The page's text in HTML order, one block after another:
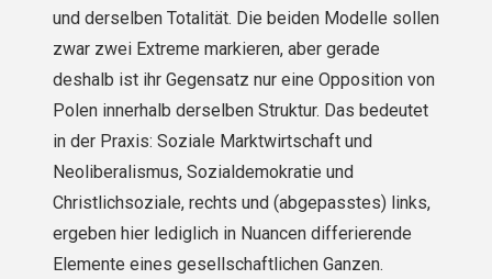
und derselben Totalität. Die beiden Modelle sollen
zwar zwei Extreme markieren, aber gerade
deshalb ist ihr Gegensatz nur eine Opposition von
Polen innerhalb derselben Struktur. Das bedeutet
in der Praxis: Soziale Marktwirtschaft und
Neoliberalismus, Sozialdemokratie und
Christlichsoziale, rechts und (abgepasstes) links,
ergeben hier lediglich in Nuancen differierende
Elemente eines gesellschaftlichen Ganzen.